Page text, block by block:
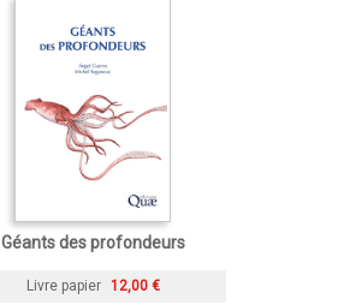
Géants des profondeurs
Livre papier 12,00 €